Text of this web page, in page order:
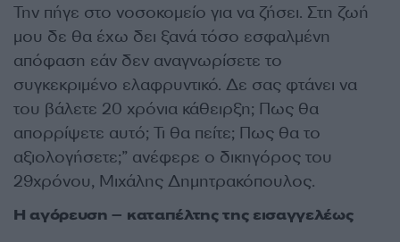
Την πήγε στο νοσοκομείο για να ζήσει. Στη ζωή
μου δε θα έχω δει ξανά τόσο εσφαλμένη
απόφαση εάν δεν αναγνωρίσετε το
συγκεκριμένο ελαφρυντικό. Δε σας φτάνει να
του βάλετε 20 χρόνια κάθειρξη; Πως θα
απορρίψετε αυτό; Τι θα πείτε; Πως θα το
αξιολογήσετε;” ανέφερε ο δικηγόρος του
29χρόνου, Μιχάλης Δημητρακόπουλος.
Η αγόρευση – καταπέλτης της εισαγγελέως